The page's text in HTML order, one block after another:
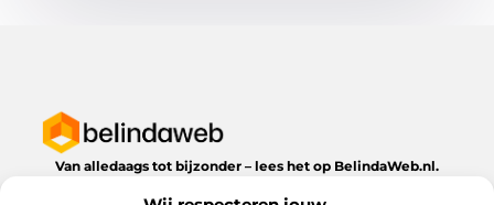
Van alledaags tot bijzonder – lees het op BelindaWeb.nl.